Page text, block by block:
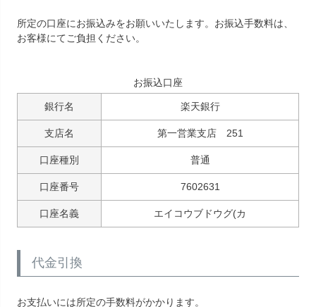
所定の口座にお振込みをお願いいたします。お振込手数料は、
お客様にてご負担ください。
お振込口座
銀行名 楽天銀行
支店名 第一営業支店 251
口座種別 普通
口座番号 7602631
口座名義 エイコウブドウグ(カ
代金引換
お支払いには所定の手数料がかかります。